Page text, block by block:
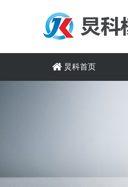
炅科首页